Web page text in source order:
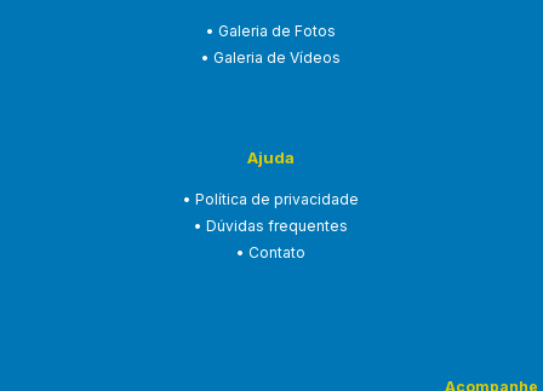
• Galeria de Fotos
• Galeria de Vídeos
Ajuda
• Política de privacidade
• Dúvidas frequentes
• Contato
Acompanhe